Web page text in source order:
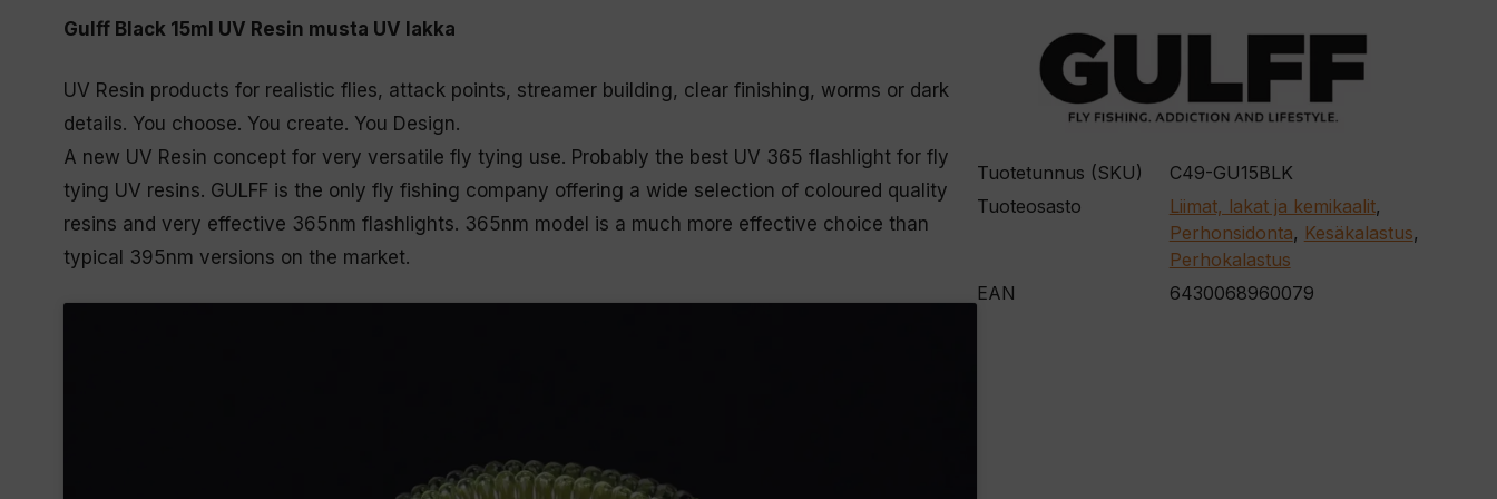
Gulff Black 15ml UV Resin musta UV lakka
UV Resin products for realistic flies, attack points, streamer building, clear finishing, worms or dark
details. You choose. You create. You Design.
A new UV Resin concept for very versatile fly tying use. Probably the best UV 365 flashlight for fly
tying UV resins. GULFF is the only fly fishing company offering a wide selection of coloured quality
resins and very effective 365nm flashlights. 365nm model is a much more effective choice than
typical 395nm versions on the market.
Tuotetunnus (SKU)
C49-GU15BLK
Tuoteosasto
Liimat, lakat ja kemikaalit,
Perhonsidonta, Kesäkalastus,
Perhokalastus
EAN
6430068960079